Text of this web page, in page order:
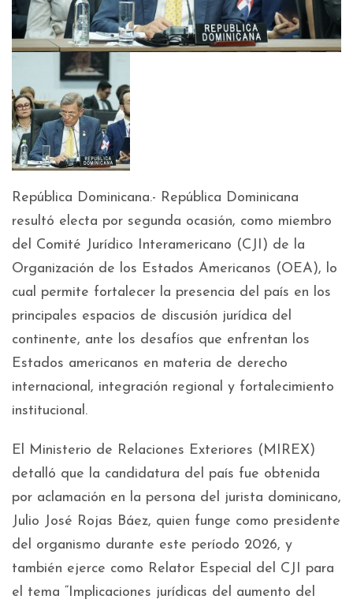
República Dominicana.- República Dominicana
resultó electa por segunda ocasión, como miembro
del Comité Jurídico Interamericano (CJI) de la
Organización de los Estados Americanos (OEA), lo
cual permite fortalecer la presencia del país en los
principales espacios de discusión jurídica del
continente, ante los desafíos que enfrentan los
Estados americanos en materia de derecho
internacional, integración regional y fortalecimiento
institucional.
El Ministerio de Relaciones Exteriores (MIREX)
detalló que la candidatura del país fue obtenida
por aclamación en la persona del jurista dominicano,
Julio José Rojas Báez, quien funge como presidente
del organismo durante este período 2026, y
también ejerce como Relator Especial del CJI para
el tema “Implicaciones jurídicas del aumento del